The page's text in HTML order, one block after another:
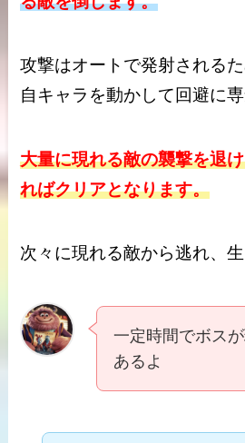
攻撃はオートで発射される
自キャラを動かして回避に専
大量に現れる敵の襲撃を退
ればクリアとなります。
次々に現れる敵から逃れ、
一定時間でボス
あるよ